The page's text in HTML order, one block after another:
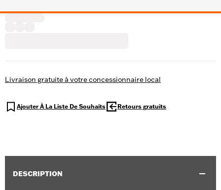
Livraison gratuite à votre concessionnaire local
Ajouter À La Liste De Souhaits Retours gratuits
DESCRIPTION